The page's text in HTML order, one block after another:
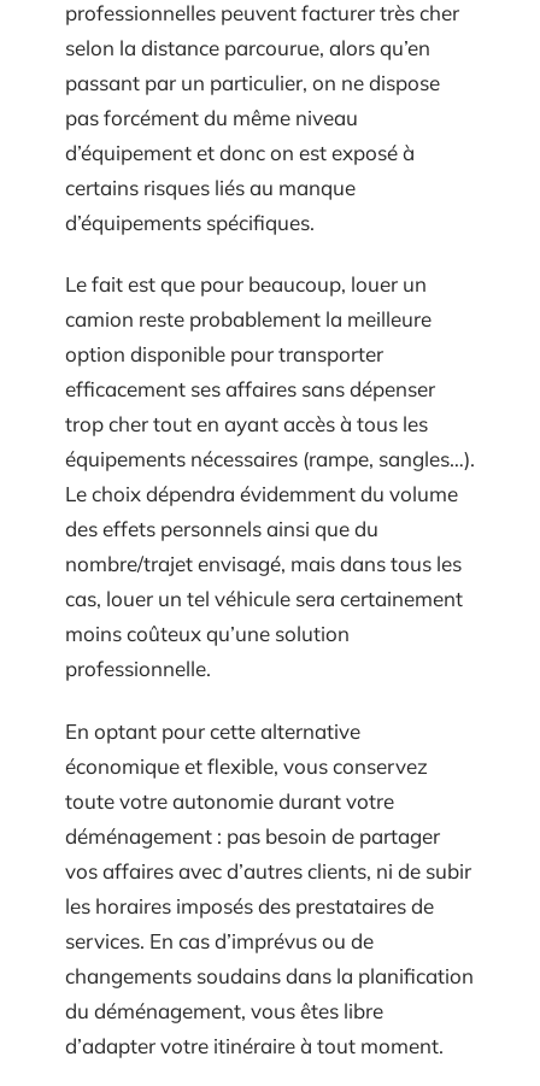
professionnelles peuvent facturer très cher
selon la distance parcourue, alors qu’en
passant par un particulier, on ne dispose
pas forcément du même niveau
d’équipement et donc on est exposé à
certains risques liés au manque
d’équipements spécifiques.
Le fait est que pour beaucoup, louer un
camion reste probablement la meilleure
option disponible pour transporter
efficacement ses affaires sans dépenser
trop cher tout en ayant accès à tous les
équipements nécessaires (rampe, sangles…).
Le choix dépendra évidemment du volume
des effets personnels ainsi que du
nombre/trajet envisagé, mais dans tous les
cas, louer un tel véhicule sera certainement
moins coûteux qu’une solution
professionnelle.
En optant pour cette alternative
économique et flexible, vous conservez
toute votre autonomie durant votre
déménagement : pas besoin de partager
vos affaires avec d’autres clients, ni de subir
les horaires imposés des prestataires de
services. En cas d’imprévus ou de
changements soudains dans la planification
du déménagement, vous êtes libre
d’adapter votre itinéraire à tout moment.